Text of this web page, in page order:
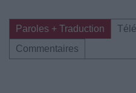
Paroles + Traduction
Commentaires